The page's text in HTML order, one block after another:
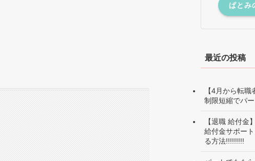
ぱとみ
最近の投稿
【4月から転
制限短縮でパ
【退職 給付金
給付金サポー
る方法!!!!!!!!!